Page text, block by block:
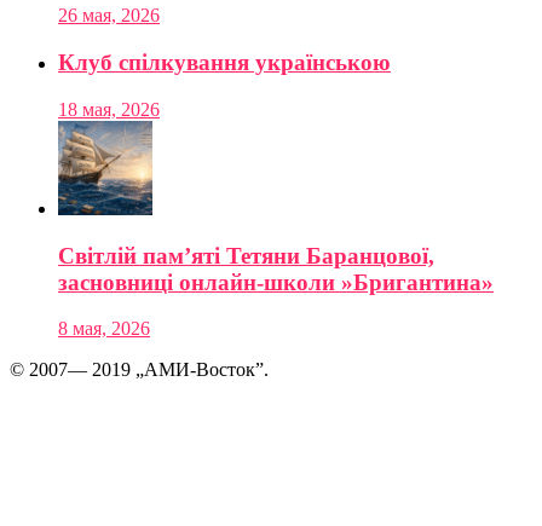
26 мая, 2026
Клуб спілкування українською
18 мая, 2026
Світлій пам’яті Тетяни Баранцової,
засновниці онлайн-школи »Бригантина»
8 мая, 2026
© 2007— 2019 „АМИ-Восток”.